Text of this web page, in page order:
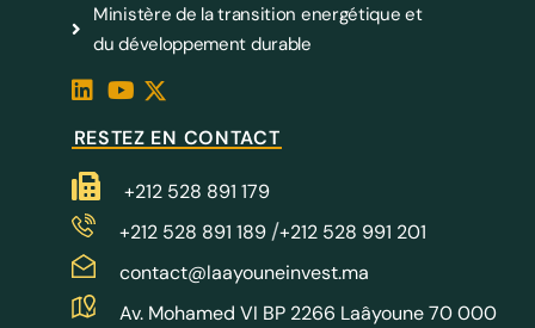
Ministère de la transition energétique et
du développement durable
RESTEZ EN CONTACT
+212 528 891 179
+212 528 891 189/+212 528 991 201
contact@laayouneinvest.ma
Av. Mohamed VI BP 2266 Laâyoune 70 000